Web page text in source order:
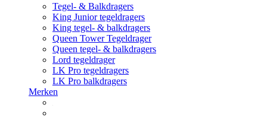
Tegel- & Balkdragers
King Junior tegeldragers
King tegel- & balkdragers
Queen Tower Tegeldrager
Queen tegel- & balkdragers
Lord tegeldrager
LK Pro tegeldragers
LK Pro balkdragers
Merken